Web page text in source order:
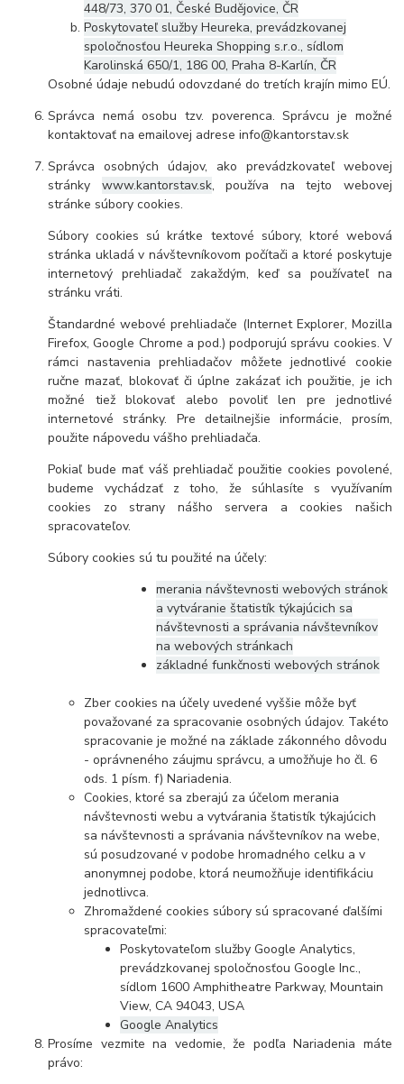
448/73, 370 01, České Budějovice, ČR
Poskytovateľ služby Heureka, prevádzkovanej
spoločnosťou Heureka Shopping s.r.o., sídlom
Karolinská 650/1, 186 00, Praha 8-Karlín, ČR
Osobné údaje nebudú odovzdané do tretích krajín mimo EÚ.
Správca nemá osobu tzv. poverenca. Správcu je možné
kontaktovať na emailovej adrese info@kantorstav.sk
Správca osobných údajov, ako prevádzkovateľ webovej
stránky www.kantorstav.sk, používa na tejto webovej
stránke súbory cookies.
Súbory cookies sú krátke textové súbory, ktoré webová
stránka ukladá v návštevníkovom počítači a ktoré poskytuje
internetový prehliadač zakaždým, keď sa používateľ na
stránku vráti.
Štandardné webové prehliadače (Internet Explorer, Mozilla
Firefox, Google Chrome a pod.) podporujú správu cookies. V
rámci nastavenia prehliadačov môžete jednotlivé cookie
ručne mazať, blokovať či úplne zakázať ich použitie, je ich
možné tiež blokovať alebo povoliť len pre jednotlivé
internetové stránky. Pre detailnejšie informácie, prosím,
použite nápovedu vášho prehliadača.
Pokiaľ bude mať váš prehliadač použitie cookies povolené,
budeme vychádzať z toho, že súhlasíte s využívaním
cookies zo strany nášho servera a cookies našich
spracovateľov.
Súbory cookies sú tu použité na účely:
merania návštevnosti webových stránok
a vytváranie štatistík týkajúcich sa
návštevnosti a správania návštevníkov
na webových stránkach
základné funkčnosti webových stránok
Zber cookies na účely uvedené vyššie môže byť
považované za spracovanie osobných údajov. Takéto
spracovanie je možné na základe zákonného dôvodu
- oprávneného záujmu správcu, a umožňuje ho čl. 6
ods. 1 písm. f) Nariadenia.
Cookies, ktoré sa zberajú za účelom merania
návštevnosti webu a vytvárania štatistík týkajúcich
sa návštevnosti a správania návštevníkov na webe,
sú posudzované v podobe hromadného celku a v
anonymnej podobe, ktorá neumožňuje identifikáciu
jednotlivca.
Zhromaždené cookies súbory sú spracované ďalšími
spracovateľmi:
Poskytovateľom služby Google Analytics,
prevádzkovanej spoločnosťou Google Inc.,
sídlom 1600 Amphitheatre Parkway, Mountain
View, CA 94043, USA
Google Analytics
Prosíme vezmite na vedomie, že podľa Nariadenia máte
právo: